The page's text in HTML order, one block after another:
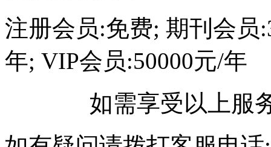
注册会员:免费; 期刊会员
年; VIP会员:50000元/年
如需享受以上服务